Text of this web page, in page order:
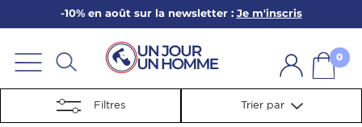
-10% en août sur la newsletter : Je m'inscris
0
Filtres Trier par